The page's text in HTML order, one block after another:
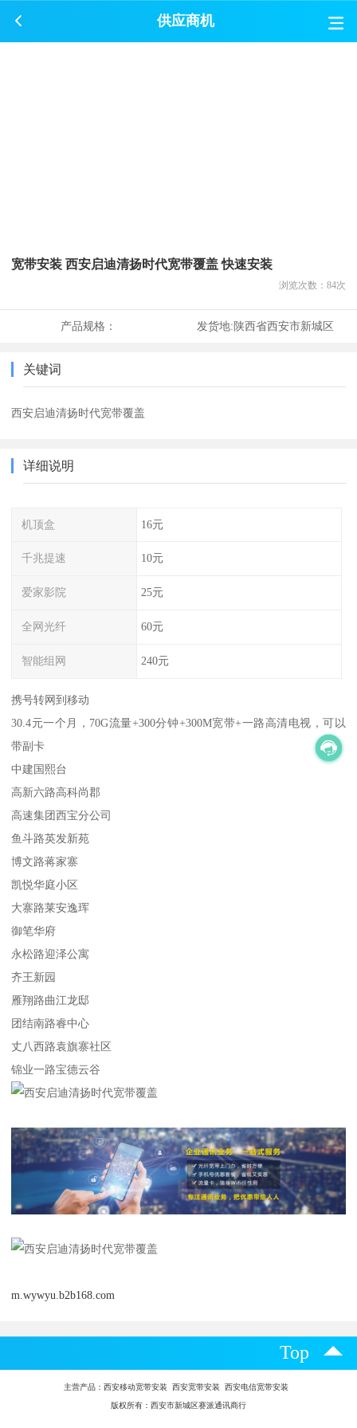
供应商机
宽带安装 西安启迪清扬时代宽带覆盖 快速安装
浏览次数： 84次
产品规格： 发货地:陕西省西安市新城区
关键词
西安启迪清扬时代宽带覆盖
详细说明
机顶盒 16元
千兆提速 10元
爱家影院 25元
全网光纤 60元
智能组网 240元
携号转网到移动
30.4元一个月，70G流量+300分钟+300M宽带+一路高清电视，可以
带副卡
中建国熙台
高新六路高科尚郡
高速集团西宝分公司
鱼斗路英发新苑
博文路蒋家寨
凯悦华庭小区
大寨路莱安逸珲
御笔华府
永松路迎泽公寓
齐王新园
雁翔路曲江龙邸
团结南路睿中心
丈八西路袁旗寨社区
锦业一路宝德云谷
m.wywyu.b2b168.com
Top
主营产品： 西安移动宽带安装 西安宽带安装 西安电信宽带安装
版权所有：西安市新城区赛派通讯商行